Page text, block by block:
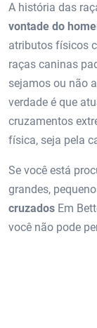
A história das
vontade do
atributos físicos
raças caninas
sejamos ou não
verdade é que
cruzamentos
física, seja pela
Se você está
grandes,
cruzados Em
você não pode